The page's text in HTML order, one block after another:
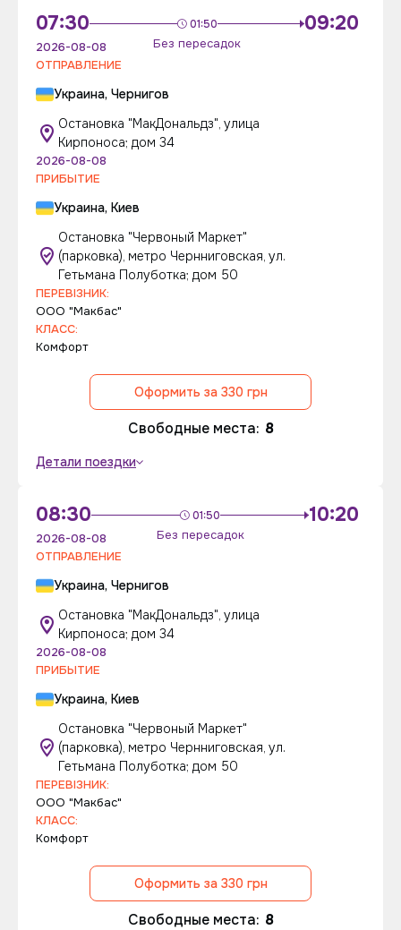
07:30 01:50
Без пересадок
09:20
2026-08-08
ОТПРАВЛЕНИЕ
Украина, Чернигов
Остановка "МакДональдз", улица
Кирпоноса; дом 34
2026-08-08
ПРИБЫТИЕ
Украина, Киев
Остановка "Червоный Маркет"
(парковка), метро Чернниговская, ул.
Гетьмана Полуботка; дом 50
ПЕРЕВІЗНИК:
ООО "Макбас"
КЛАСС:
Комфорт
Оформить за 330 грн
Свободные места: 8
Детали поездки
08:30 01:50
Без пересадок
10:20
2026-08-08
ОТПРАВЛЕНИЕ
Украина, Чернигов
Остановка "МакДональдз", улица
Кирпоноса; дом 34
2026-08-08
ПРИБЫТИЕ
Украина, Киев
Остановка "Червоный Маркет"
(парковка), метро Чернниговская, ул.
Гетьмана Полуботка; дом 50
ПЕРЕВІЗНИК:
ООО "Макбас"
КЛАСС:
Комфорт
Оформить за 330 грн
Свободные места: 8